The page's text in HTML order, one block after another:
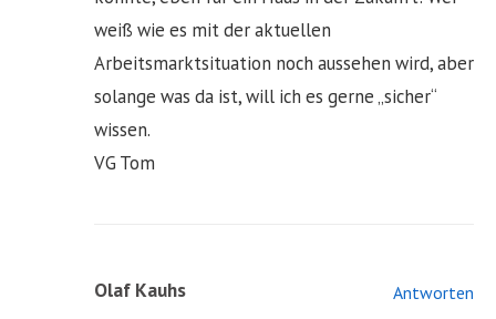
weiß wie es mit der aktuellen
Arbeitsmarktsituation noch aussehen wird, aber
solange was da ist, will ich es gerne „sicher“
wissen.
VG Tom
Olaf Kauhs Antworten